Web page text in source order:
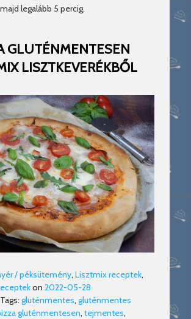
legalább 5 percig,
GLUTÉNMENTESEN
LISZTKEVERÉKBŐL
/ péksütemény, Lisztmix receptek,
on 2022-05-28
Tags: gluténmentes, gluténmentes
gluténmentesen, tejmentes,